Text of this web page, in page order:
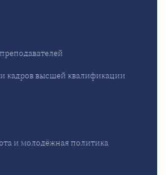
кадров высшей квалификации
и молодёжная политика